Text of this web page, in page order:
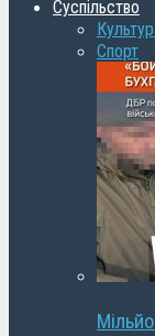
Суспільство
Спорт